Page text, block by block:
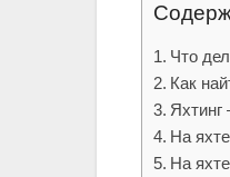
Что
Как
Яхтинг
На
На